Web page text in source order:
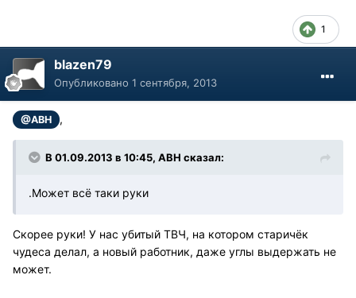
1
blazen79
Опубликовано 1 сентября, 2013
@АВН ,
В 01.09.2013 в 10:45, АВН сказал:
.Может всё таки руки
Скорее руки! У нас убитый ТВЧ, на котором старичёк
чудеса делал, а новый работник, даже углы выдержать не
может.